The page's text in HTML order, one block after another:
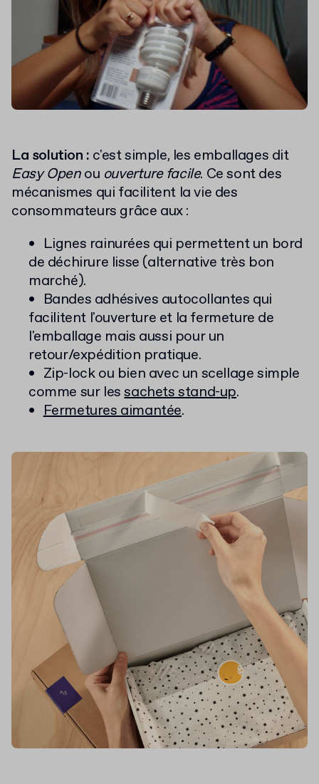
La solution : c'est simple, les emballages dit
Easy Openou ouverture facile. Ce sont des
mécanismes qui facilitent la vie des
consommateurs grâce aux :
Lignes rainurées qui permettent un bord
de déchirure lisse (alternative très bon
marché).
Bandes adhésives autocollantes qui
facilitent l'ouverture et la fermeture de
l'emballage mais aussi pour un
retour/expédition pratique.
Zip-lock ou bien avec un scellage simple
comme sur lessachets stand-up.
Fermetures aimantée.